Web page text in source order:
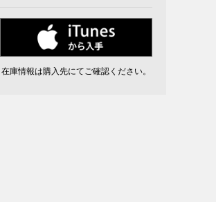
在庫情報は購入先にてご確認ください。